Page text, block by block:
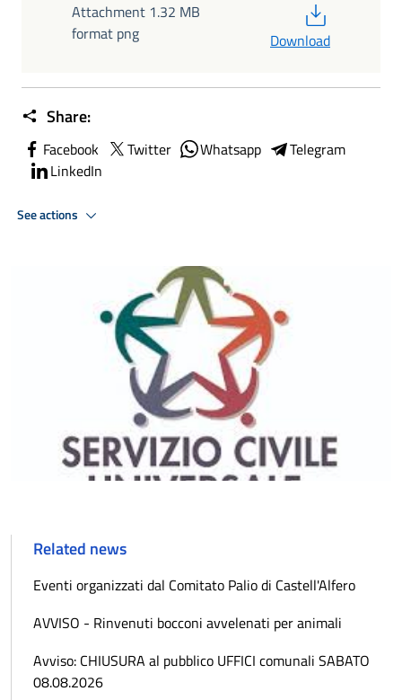
Attachment 1.32 MB
format png
Download
Share:
Facebook Twitter Whatsapp
Telegram
LinkedIn
See actions
Related news
Eventi organizzati dal Comitato Palio di Castell'Alfero
AVVISO - Rinvenuti bocconi avvelenati per animali
Avviso: CHIUSURA al pubblico UFFICI comunali SABATO
08.08.2026